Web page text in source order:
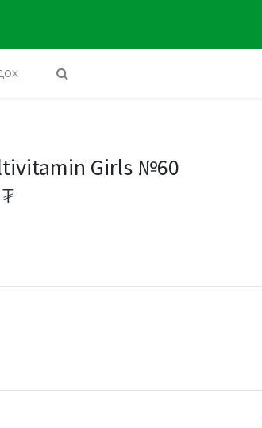
хүргэлт үнэгүй.
Girls №60
₮